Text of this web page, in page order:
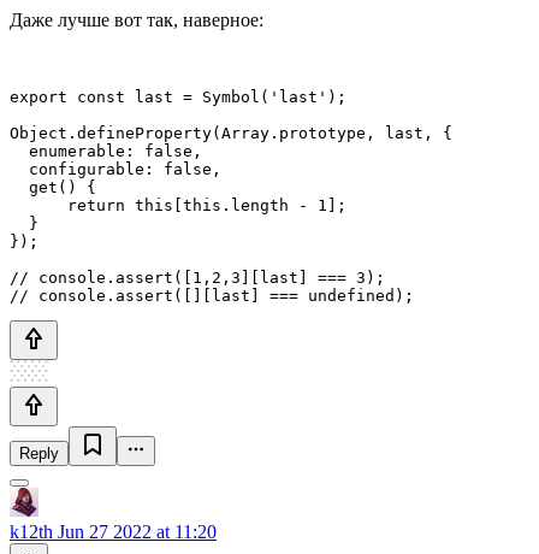
Даже лучше вот так, наверное:
export const last = Symbol('last');
Object.defineProperty(Array.prototype, last, {
  enumerable: false,
  configurable: false,
  get() {
      return this[this.length - 1];
  }
});
// console.assert([1,2,3][last] === 3);
// console.assert([][last] === undefined);
Reply
k12th Jun 27 2022 at 11:20